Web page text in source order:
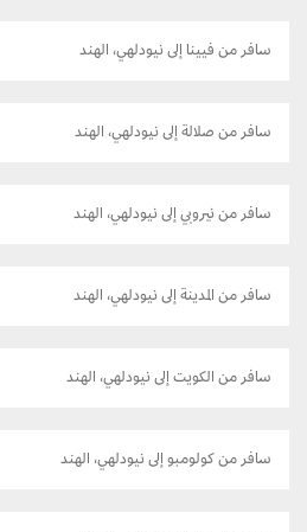
سافر من فيينا إلى نيودلهي، الهند
سافر من صلالة إلى نيودلهي، الهند
سافر من نيروبي إلى نيودلهي، الهند
سافر من المدينة إلى نيودلهي، الهند
سافر من الكويت إلى نيودلهي، الهند
سافر من كولومبو إلى نيودلهي، الهند